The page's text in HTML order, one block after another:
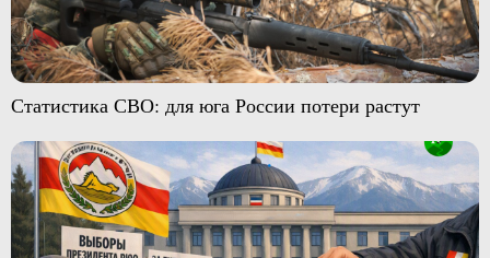
Статистика СВО: для юга России потери растут